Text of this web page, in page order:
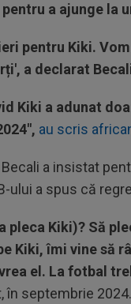
a ajunge la
pentru Kiki.
a declarat
Kiki a adunat
au scris
a insistat
ului a spus că
pleca Kiki)? Să
Kiki, îmi vine să
el. La fotbal
în septembrie 2024.